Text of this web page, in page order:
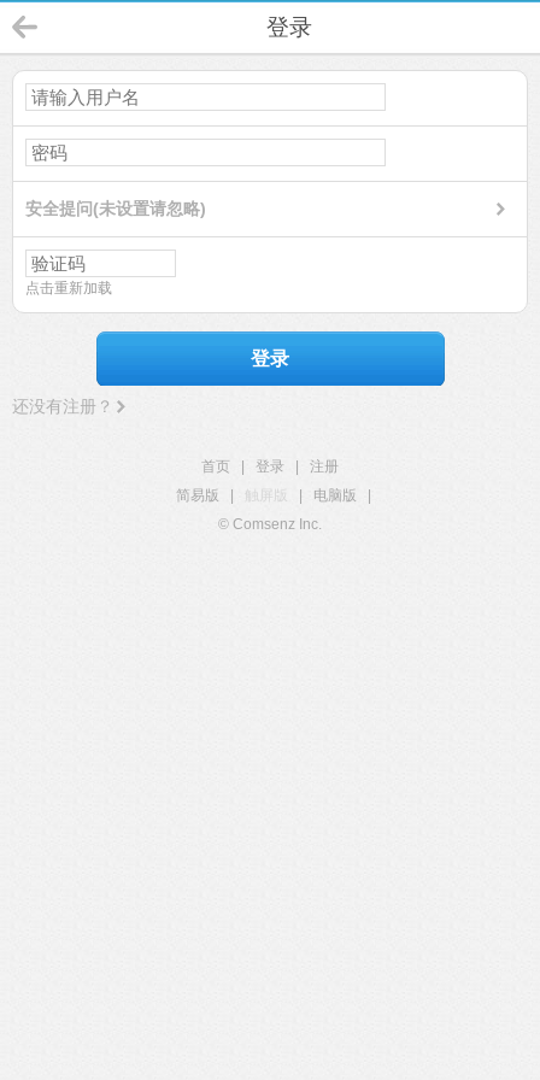
登录
安全提问(未设置请忽略)
点击重新加载
登录
还没有注册？
首页 登录
注册
简易版
触屏版 电脑版
© Comsenz Inc.